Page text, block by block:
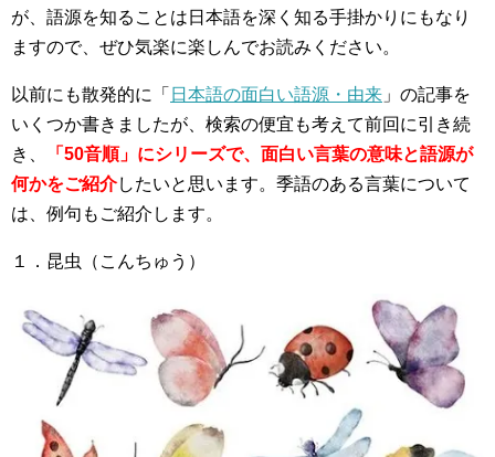
が、語源を知ることは日本語を深く知る手掛かりにもなり
ますので、ぜひ気楽に楽しんでお読みください。
以前にも散発的に「 日本語の面白い語源・由来 」の記事を
いくつか書きましたが、検索の便宜も考えて前回に引き続
き、
「50音順」にシリーズで、面白い言葉の意味と語源が
何かをご紹介したいと思います。季語のある言葉について
は、例句もご紹介します。
１．昆虫（こんちゅう）